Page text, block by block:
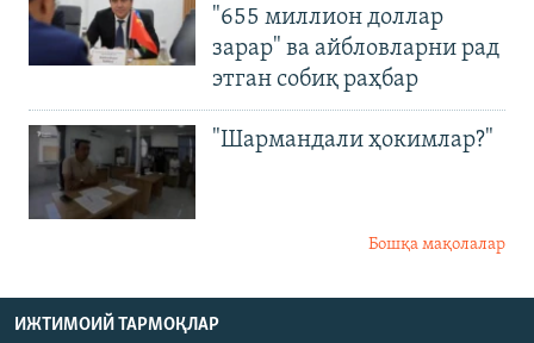
"655 миллион доллар
зарар" ва айбловларни рад
этган собиқ раҳбар
"Шармандали ҳокимлар?"
Бошқа мақолалар
ИЖТИМОИЙ ТАРМОҚЛАР